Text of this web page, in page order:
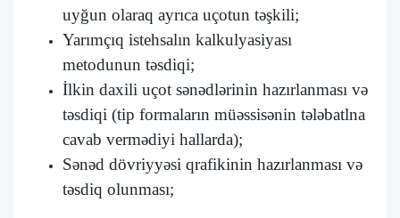
uyğun olaraq ayrıca uçotun təşkili;
Yarımçıq istehsalın kalkulyasiyası
metodunun təsdiqi;
İlkin daxili uçot sənədlərinin hazırlanması və
təsdiqi (tip formaların müəssisənin tələbatlna
cavab vermədiyi hallarda);
Sənəd dövriyyəsi qrafikinin hazırlanması və
təsdiq olunması;